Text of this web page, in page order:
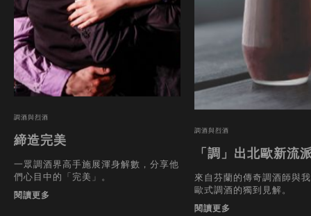
調酒與烈酒
締造完美
一眾調酒界高手施展渾身解數，分享他
們心目中的「完美」。
閱讀更多
調酒與烈酒
「調」出北歐新流
來自芬蘭的傳奇調酒師與
歐式調酒的獨到見解。
閱讀更多